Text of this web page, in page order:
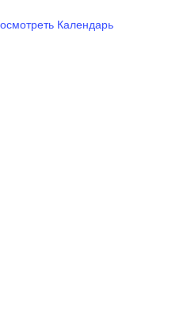
Календарь